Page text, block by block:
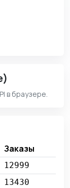
в браузере.
Заказы
12999
13430